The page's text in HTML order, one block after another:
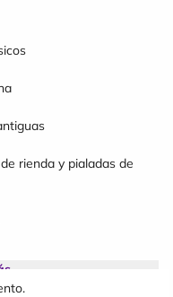
rienda y pialadas de